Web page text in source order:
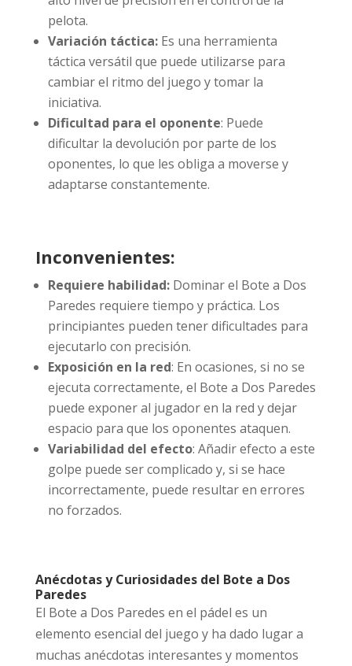
pelota.
Variación táctica:Es una herramienta
táctica versátil que puede utilizarse para
cambiar el ritmo del juego y tomar la
iniciativa.
Dificultad para el oponente: Puede
dificultar la devolución por parte de los
oponentes, lo que les obliga a moverse y
adaptarse constantemente.
Inconvenientes:
Requiere habilidad:Dominar el Bote a Dos
Paredes requiere tiempo y práctica. Los
principiantes pueden tener dificultades para
ejecutarlo con precisión.
Exposición en la red: En ocasiones, si no se
ejecuta correctamente, el Bote a Dos Paredes
puede exponer al jugador en la red y dejar
espacio para que los oponentes ataquen.
Variabilidad del efecto: Añadir efecto a este
golpe puede ser complicado y, si se hace
incorrectamente, puede resultar en errores
no forzados.
Anécdotas y Curiosidades del Bote a Dos
Paredes
El Bote a Dos Paredes en el pádel es un
elemento esencial del juego y ha dado lugar a
muchas anécdotas interesantes y momentos